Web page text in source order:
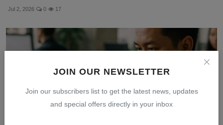
JOIN OUR NEWSLETTER
Join our subscribers list to get the latest news, updates
and special offers directly in your inbox
Jul 2, 2026 0 17